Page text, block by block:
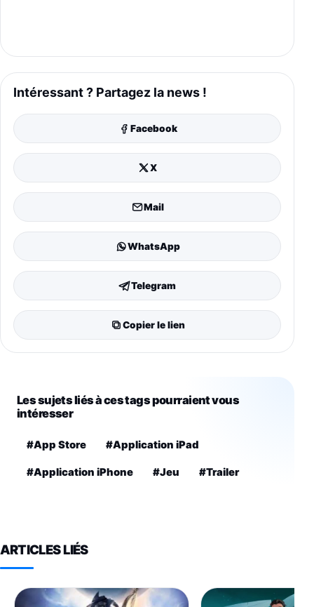
Intéressant ? Partagez la news !
Facebook
X
Mail
WhatsApp
Telegram
Copier le lien
Les sujets liés à ces tags pourraient vous
intéresser
#App Store #Application iPad
#Application iPhone #Jeu #Trailer
ARTICLES LIÉS